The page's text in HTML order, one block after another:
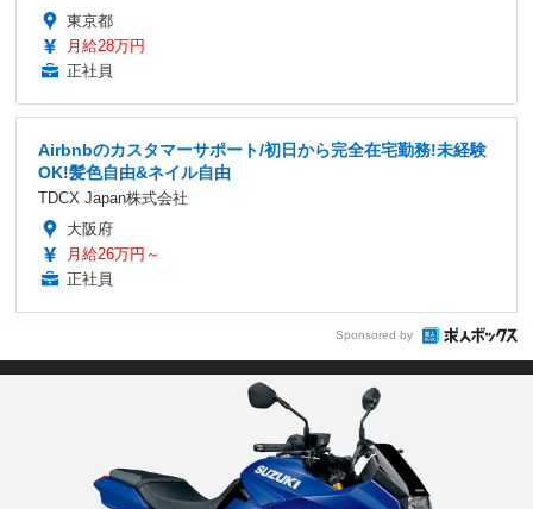
東京都
月給28万円
正社員
Airbnbのカスタマーサポート/初日から完全在宅勤務!未経験
OK!髪色自由&ネイル自由
TDCX Japan株式会社
大阪府
月給26万円～
正社員
Sponsored by